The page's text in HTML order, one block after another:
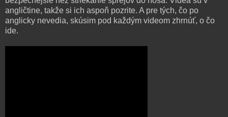
angličtine, takže si ich aspoň pozrite. A pre tých, čo po
anglicky nevedia, skúsim pod každým videom zhrnúť, o čo
ide.